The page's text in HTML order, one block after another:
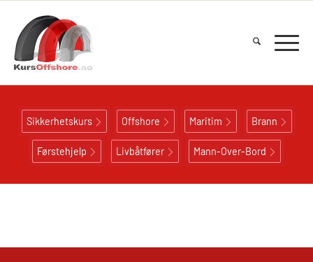
Sikkerhetskurs Offshore Maritim Brann
Førstehjelp Livbåtfører Mann-Over-Bord